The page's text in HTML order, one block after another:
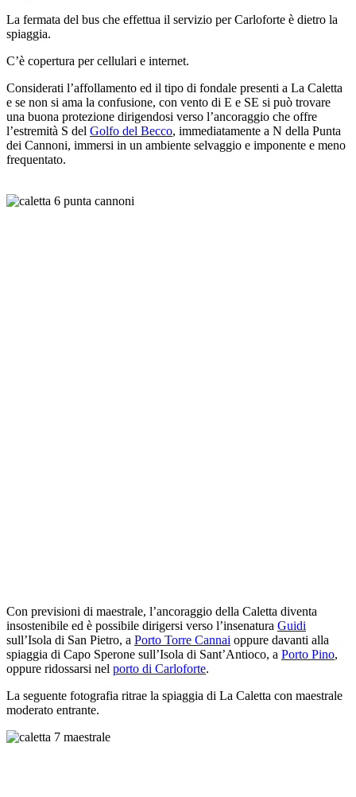
La fermata del bus che effettua il servizio per Carloforte è dietro la
spiaggia.
C’è copertura per cellulari e internet.
Considerati l’affollamento ed il tipo di fondale presenti a La Caletta
e se non si ama la confusione, con vento di E e SE si può trovare
una buona protezione dirigendosi verso l’ancoraggio che offre
l’estremità S del Golfo del Becco, immediatamente a N della Punta
dei Cannoni, immersi in un ambiente selvaggio e imponente e meno
frequentato.
Con previsioni di maestrale, l’ancoraggio della Caletta diventa
insostenibile ed è possibile dirigersi verso l’insenatura Guidi
sull’Isola di San Pietro, a Porto Torre Cannai oppure davanti alla
spiaggia di Capo Sperone sull’Isola di Sant’Antioco, a Porto Pino,
oppure ridossarsi nel porto di Carloforte.
La seguente fotografia ritrae la spiaggia di La Caletta con maestrale
moderato entrante.